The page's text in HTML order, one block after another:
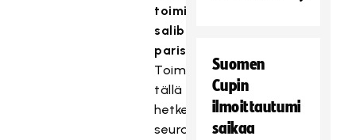
toiminut
salibandyn
parissa?
Toimin
tällä
hetkellä
seuran
Suomen
Cupin
ilmoittautumi
saikaa